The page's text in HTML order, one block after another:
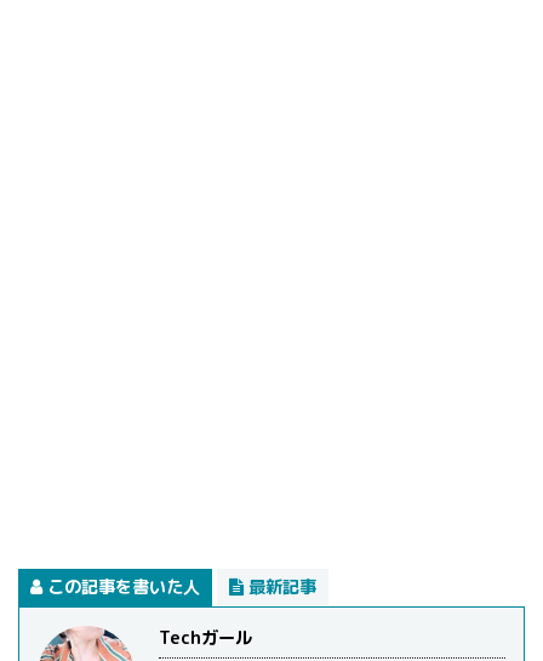
この記事を書いた人 最新記事
Techガール